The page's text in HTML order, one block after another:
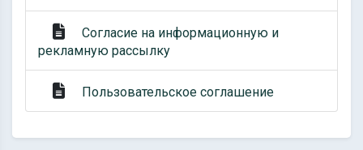
Согласие на информационную и
рекламную рассылку
Пользовательское соглашение